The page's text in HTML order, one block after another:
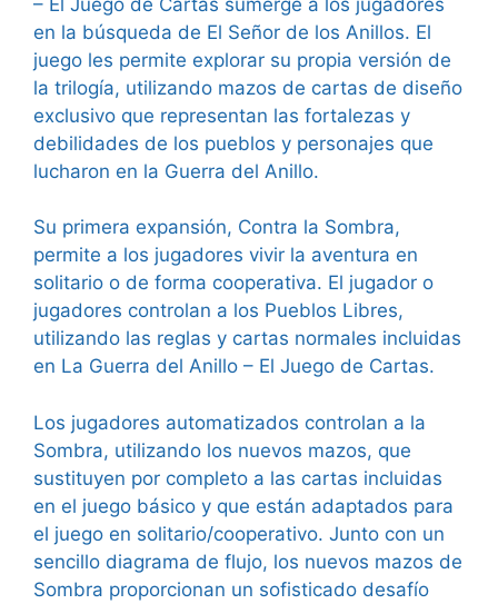
en la búsqueda de El Señor de los Anillos. El
juego les permite explorar su propia versión de
la trilogía, utilizando mazos de cartas de diseño
exclusivo que representan las fortalezas y
debilidades de los pueblos y personajes que
lucharon en la Guerra del Anillo.
Su primera expansión, Contra la Sombra,
permite a los jugadores vivir la aventura en
solitario o de forma cooperativa. El jugador o
jugadores controlan a los Pueblos Libres,
utilizando las reglas y cartas normales incluidas
en La Guerra del Anillo – El Juego de Cartas.
Los jugadores automatizados controlan a la
Sombra, utilizando los nuevos mazos, que
sustituyen por completo a las cartas incluidas
en el juego básico y que están adaptados para
el juego en solitario/cooperativo. Junto con un
sencillo diagrama de flujo, los nuevos mazos de
Sombra proporcionan un sofisticado desafío